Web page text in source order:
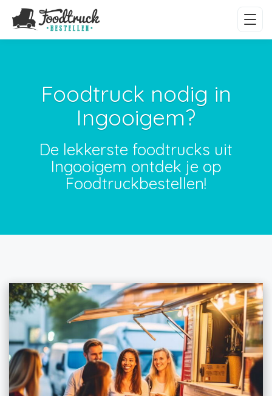
Foodtruck nodig in
Ingooigem?
De lekkerste foodtrucks uit
Ingooigem ontdek je op
Foodtruckbestellen!